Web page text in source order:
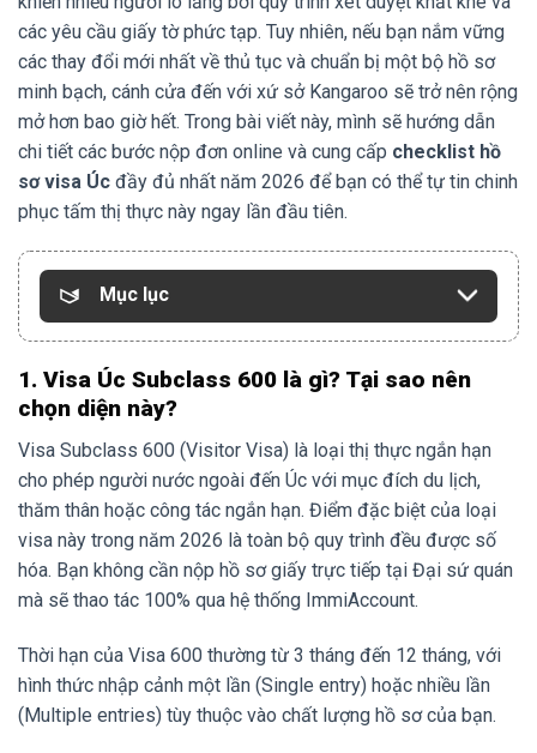
các yêu cầu giấy tờ phức tạp. Tuy nhiên, nếu bạn nắm vững
các thay đổi mới nhất về thủ tục và chuẩn bị một bộ hồ sơ
minh bạch, cánh cửa đến với xứ sở Kangaroo sẽ trở nên rộng
mở hơn bao giờ hết. Trong bài viết này, mình sẽ hướng dẫn
chi tiết các bước nộp đơn online và cung cấp checklist hồ
sơ visa Úc đầy đủ nhất năm 2026 để bạn có thể tự tin chinh
phục tấm thị thực này ngay lần đầu tiên.
Mục lục
1. Visa Úc Subclass 600 là gì? Tại sao nên
chọn diện này?
Visa Subclass 600 (Visitor Visa) là loại thị thực ngắn hạn
cho phép người nước ngoài đến Úc với mục đích du lịch,
thăm thân hoặc công tác ngắn hạn. Điểm đặc biệt của loại
visa này trong năm 2026 là toàn bộ quy trình đều được số
hóa. Bạn không cần nộp hồ sơ giấy trực tiếp tại Đại sứ quán
mà sẽ thao tác 100% qua hệ thống ImmiAccount.
Thời hạn của Visa 600 thường từ 3 tháng đến 12 tháng, với
hình thức nhập cảnh một lần (Single entry) hoặc nhiều lần
(Multiple entries) tùy thuộc vào chất lượng hồ sơ của bạn.